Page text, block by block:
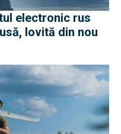
electronic rus
lovită din nou